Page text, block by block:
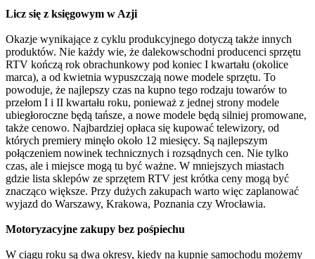
Licz się z księgowym w Azji
Okazje wynikające z cyklu produkcyjnego dotyczą także innych
produktów. Nie każdy wie, że dalekowschodni producenci sprzętu
RTV kończą rok obrachunkowy pod koniec I kwartału (okolice
marca), a od kwietnia wypuszczają nowe modele sprzętu. To
powoduje, że najlepszy czas na kupno tego rodzaju towarów to
przełom I i II kwartału roku, ponieważ z jednej strony modele
ubiegłoroczne będą tańsze, a nowe modele będą silniej promowane,
także cenowo. Najbardziej opłaca się kupować telewizory, od
których premiery minęło około 12 miesięcy. Są najlepszym
połączeniem nowinek technicznych i rozsądnych cen. Nie tylko
czas, ale i miejsce mogą tu być ważne. W mniejszych miastach
gdzie lista sklepów ze sprzętem RTV jest krótka ceny mogą być
znacząco większe. Przy dużych zakupach warto więc zaplanować
wyjazd do Warszawy, Krakowa, Poznania czy Wrocławia.
Motoryzacyjne zakupy bez pośpiechu
W ciągu roku są dwa okresy, kiedy na kupnie samochodu możemy